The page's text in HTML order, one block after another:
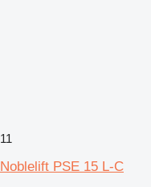
11
Noblelift PSE 15 L-C